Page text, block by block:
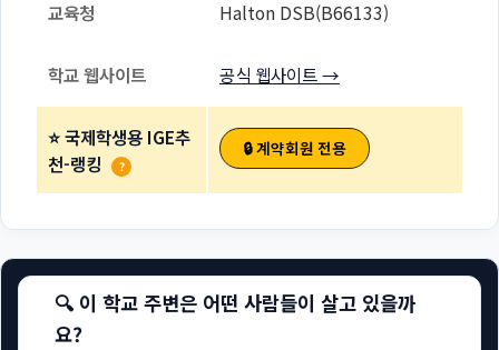
교육청 Halton DSB(B66133)
학교 웹사이트 공식 웹사이트 →
⭐ 국제학생용 IGE추
천-랭킹
?
🔒 계약회원 전용
🔍 이 학교 주변은 어떤 사람들이 살고 있을까
요?